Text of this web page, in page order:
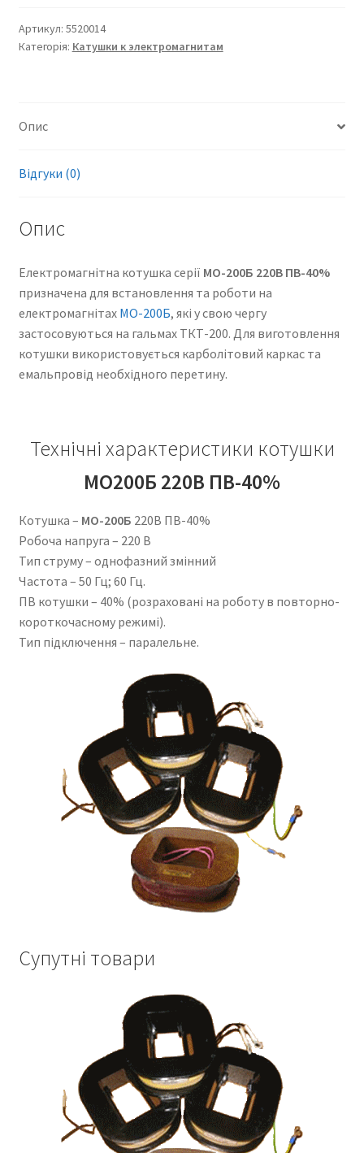
електромагнітна
кількість
Артикул: 5520014
Категорія: Катушки к электромагнитам
Опис
Відгуки (0)
Опис
Електромагнітна котушка серії МО-200Б 220В ПВ-40%
призначена для встановлення та роботи на
електромагнітахМО-200Б, які у свою чергу
застосовуються на гальмах ТКТ-200. Для виготовлення
котушки використовується карболітовий каркас та
емальпровід необхідного перетину.
Технічні характеристики котушки
МО200Б 220В ПВ-40%
Котушка – МО-200Б 220В ПВ-40%
Робоча напруга – 220 В
Тип струму – однофазний змінний
Частота – 50 Гц; 60 Гц.
ПВ котушки – 40% (розраховані на роботу в повторно-
короткочасному режимі).
Тип підключення – паралельне.
Супутні товари